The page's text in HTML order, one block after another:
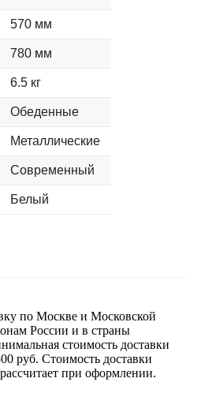
570 мм
780 мм
6.5 кг
Обеденные
Металлические
Современный
Белый
по Москве и Московской
России и в страны
стоимость доставки
руб. Стоимость доставки
при оформлении.